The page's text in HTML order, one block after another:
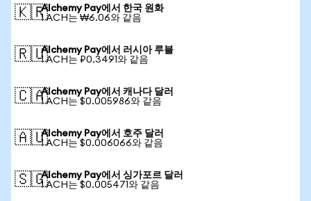
🇰🇷Alchemy Pay에서 한국 원화
1 ACH는 ₩6.06와 같음
🇷🇺Alchemy Pay에서 러시아 루블
1 ACH는 ₽0.3491와 같음
🇨🇦Alchemy Pay에서 캐나다 달러
1 ACH는 $0.005986와 같음
🇦🇺Alchemy Pay에서 호주 달러
1 ACH는 $0.006066와 같음
🇸🇬Alchemy Pay에서 싱가포르 달러
1 ACH는 $0.005471와 같음